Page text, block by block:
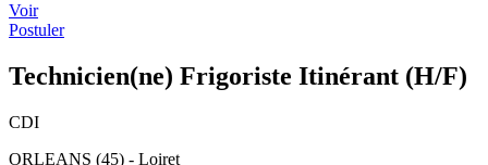
Voir
Postuler
Technicien(ne) Frigoriste Itinérant (H/F)
CDI
ORLEANS (45) - Loiret